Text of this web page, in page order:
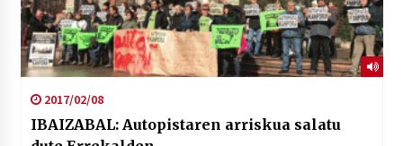
2017/02/08
IBAIZABAL: Autopistaren arriskua salatu